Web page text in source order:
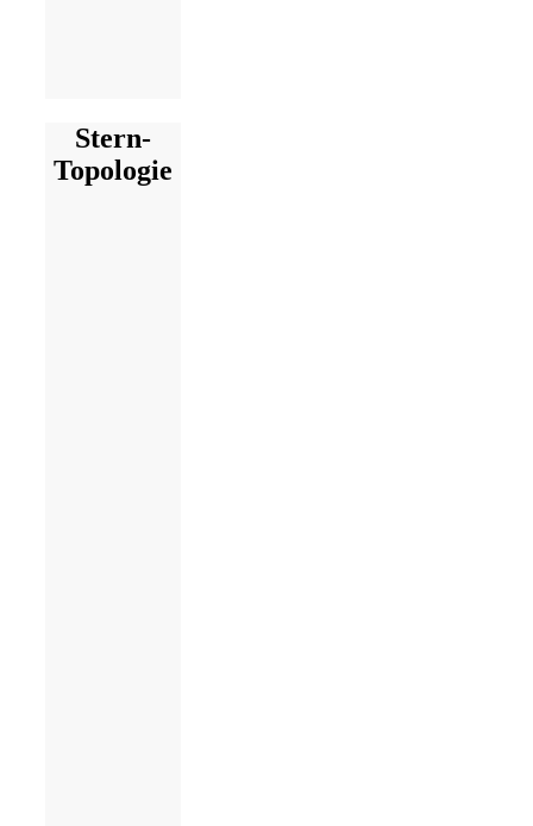
Stern-
Topologie